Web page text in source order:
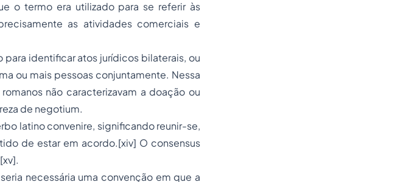
o termo era utilizado para se referir às
as atividades comerciais e
identificar atos jurídicos bilaterais, ou
ou mais pessoas conjuntamente. Nessa
não caracterizavam a doação ou
de negotium.
latino convenire, significando reunir-se,
de estar em acordo.[xiv] O consensus
necessária uma convenção em que a